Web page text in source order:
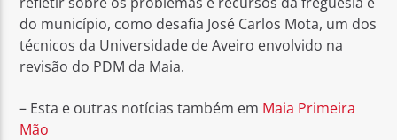
do município, como desafia José Carlos Mota, um dos
técnicos da Universidade de Aveiro envolvido na
revisão do PDM da Maia.
– Esta e outras notícias também em Maia Primeira
Mão